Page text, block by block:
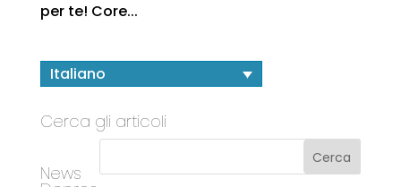
per te! Core...
Italiano
Cerca gli articoli
News